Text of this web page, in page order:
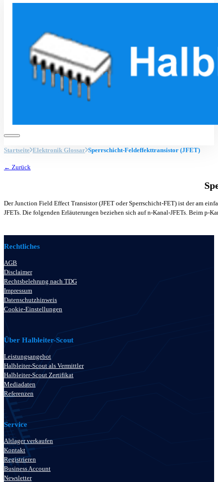
Startseite Elektronik Glossar Sperrschicht-Feldeffekttransistor (JFET)
← Zurück
Der Junction Field Effect Transistor (JFET oder Sperrschicht-FET) ist der am
JFETs. Die folgenden Erläuterungen beziehen sich auf n-Kanal-JFETs. Beim p-
Rechtliches
AGB
Disclaimer
Rechtsbelehrung nach TDG
Impressum
Datenschutzhinweis
Cookie-Einstellungen
Über Halbleiter-Scout
Leistungsangebot
Halbleiter-Scout als Vermittler
Halbleiter-Scout Zertifikat
Mediadaten
Referenzen
Service
Altlager verkaufen
Kontakt
Registrieren
Business Account
Newsletter